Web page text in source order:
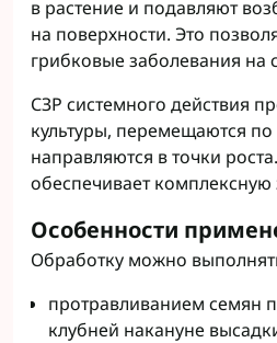
в растение и подавляют
на поверхности. Это
грибковые заболевания на
СЗР системного действия
культуры, перемещаются
направляются в точки
обеспечивает комплексную
Особенности
Обработку можно
протравливанием семян
клубней накануне